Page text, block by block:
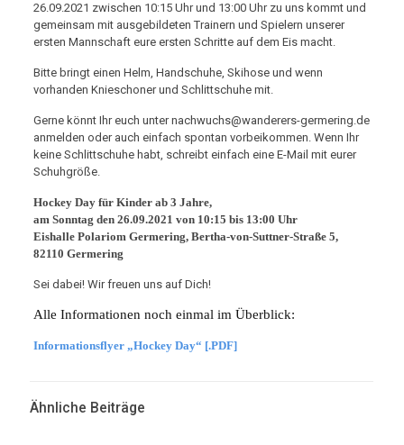
26.09.2021 zwischen 10:15 Uhr und 13:00 Uhr zu uns kommt und
gemeinsam mit ausgebildeten Trainern und Spielern unserer
ersten Mannschaft eure ersten Schritte auf dem Eis macht.
Bitte bringt einen Helm, Handschuhe, Skihose und wenn
vorhanden Knieschoner und Schlittschuhe mit.
Gerne könnt Ihr euch unter nachwuchs@wanderers-germering.de
anmelden oder auch einfach spontan vorbeikommen. Wenn Ihr
keine Schlittschuhe habt, schreibt einfach eine E-Mail mit eurer
Schuhgröße.
Hockey Day für Kinder ab 3 Jahre,
am Sonntag den 26.09.2021 von 10:15 bis 13:00 Uhr
Eishalle Polariom Germering, Bertha-von-Suttner-Straße 5,
82110 Germering
Sei dabei! Wir freuen uns auf Dich!
Alle Informationen noch einmal im Überblick:
Informationsflyer „Hockey Day“ [.PDF]
Ähnliche Beiträge